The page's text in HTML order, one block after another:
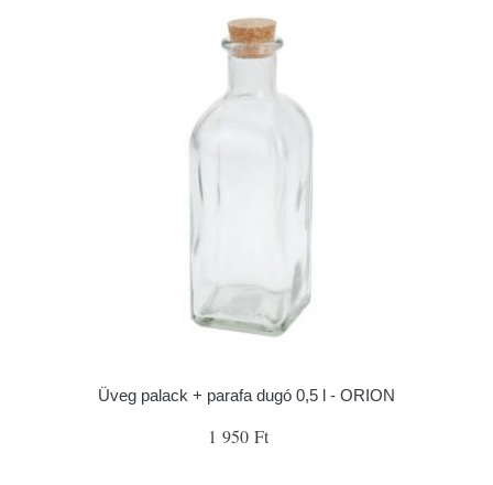
Üveg palack + parafa dugó 0,5 l - ORION
1 950 Ft